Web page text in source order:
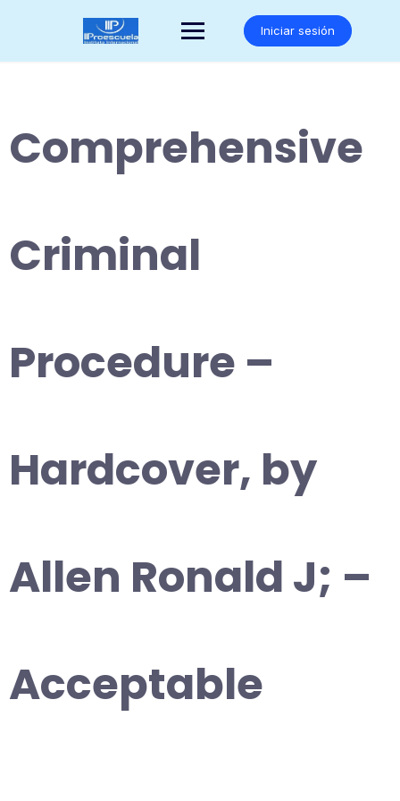
Iniciar sesión
Comprehensive
Criminal
Procedure –
Hardcover, by
Allen Ronald J; –
Acceptable